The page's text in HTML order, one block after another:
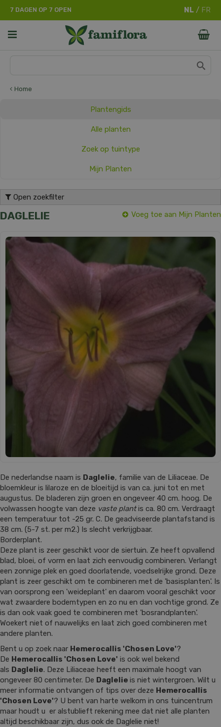
Home
7 DAGEN OP 7 OPEN
Plantengids
Alle planten
Zoek op tuintype
Mijn Planten
Open zoekfilter
DAGLELIE Voeg toe aan Mijn Planten
De nederlandse naam is Daglelie, familie van de Liliaceae. De
bloemkleur is lilaroze en de bloeitijd is van ca. juni tot en met
augustus. De bladeren zijn groen en ongeveer 40 cm. hoog. De
volwassen hoogte van deze vaste plantis ca. 80 cm. Verdraagt
een temperatuur tot -25 gr. C. De geadviseerde plantafstand is
38 cm. (5-7 st. per m2.) Is slecht verkrijgbaar.
Borderplant.
Deze plant is zeer geschikt voor de siertuin. Ze heeft opvallend
blad, bloei, of vorm en laat zich eenvoudig combineren. Verlangt
een zonnige plek en goed doorlatende, voedselrijke grond. Deze
plant is zeer geschikt om te combineren met de 'basisplanten'. Is
van oorsprong een 'weideplant' en daarom vooral geschikt voor
wat zwaardere bodemtypen en zo nu en dan vochtige grond. Ze
is dan ook vaak goed te combineren met 'bosrandplanten'.
Woekert niet of nauwelijks en laat zich goed combineren met
andere planten.
Bent u op zoek naar Hemerocallis 'Chosen Love'?
De Hemerocallis 'Chosen Love' is ook wel bekend
als Daglelie. Deze Liliaceae heeft een maximale hoogt van
ongeveer 80 centimeter. De Daglelie is niet wintergroen. Wilt u
meer informatie ontvangen of tips over deze Hemerocallis
'Chosen Love'? U bent van harte welkom in ons tuincentrum
maar houdt u er alstublieft rekening mee dat niet alle planten
altijd beschikbaar zijn, dus ook de Daglelie niet!